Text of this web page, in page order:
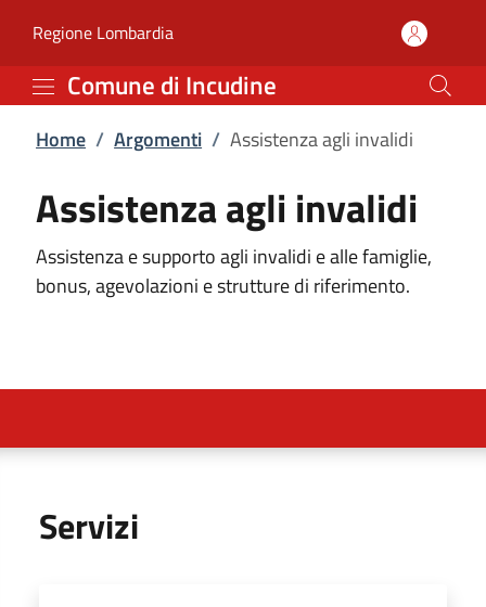
Assistenza agli invalidi
Regione Lombardia(apre in un'altra scheda).
Comune di Incudine
Home / Argomenti / Assistenza agli invalidi
Assistenza agli invalidi
Assistenza e supporto agli invalidi e alle famiglie,
bonus, agevolazioni e strutture di riferimento.
Servizi